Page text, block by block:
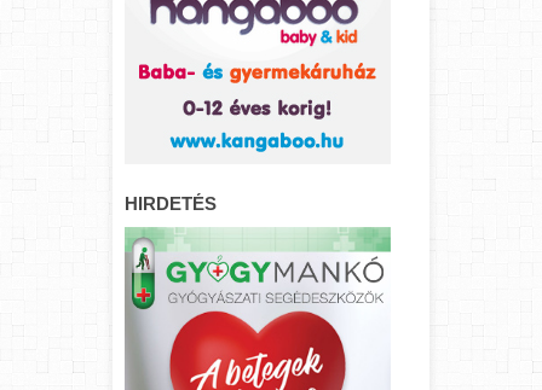
HIRDETÉS